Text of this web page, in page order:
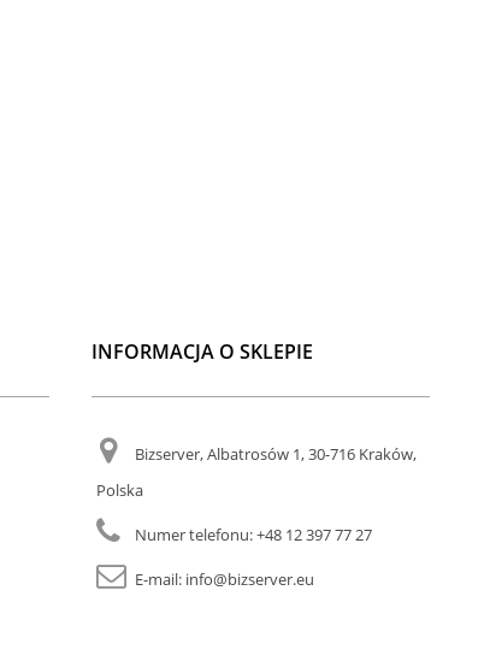
INFORMACJA O SKLEPIE
Bizserver, Albatrosów 1, 30-716 Kraków,
Polska
Numer telefonu:+48 12 397 77 27
E-mail: info@bizserver.eu